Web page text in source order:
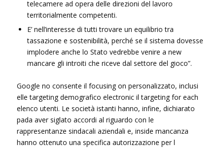
telecamere ad opera delle direzioni del lavoro
territorialmente competenti.
E’ nell’interesse di tutti trovare un equilibrio tra
tassazione e sostenibilità, perché se il sistema dovesse
implodere anche lo Stato vedrebbe venire a new
mancare gli introiti che riceve dal settore del gioco”.
Google no consente il focusing on personalizzato, inclusi
elle targeting demografico electronic il targeting for each
elenco utenti. Le società istanti hanno, infine, dichiarato
pada aver siglato accordi al riguardo con le
rappresentanze sindacali aziendali e, inside mancanza
hanno ottenuto una specifica autorizzazione per l